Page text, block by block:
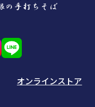
オンラインストア